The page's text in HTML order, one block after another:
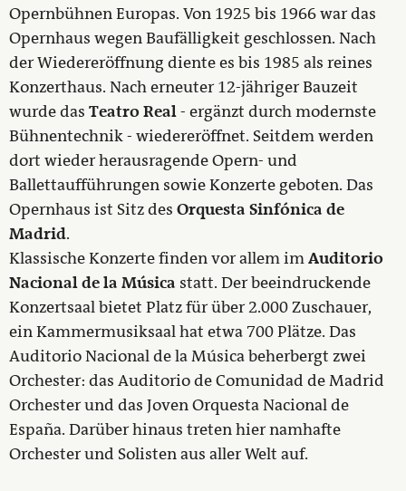
Opernbühnen Europas. Von 1925 bis 1966 war das
Opernhaus wegen Baufälligkeit geschlossen. Nach
der Wiedereröffnung diente es bis 1985 als reines
Konzerthaus. Nach erneuter 12-jähriger Bauzeit
wurde das Teatro Real- ergänzt durch modernste
Bühnentechnik - wiedereröffnet. Seitdem werden
dort wieder herausragende Opern- und
Ballettaufführungen sowie Konzerte geboten. Das
Opernhaus ist Sitz des Orquesta Sinfónica de
Madrid.
Klassische Konzerte finden vor allem imAuditorio
Nacional de la Música statt. Der beeindruckende
Konzertsaal bietet Platz für über 2.000 Zuschauer,
ein Kammermusiksaal hat etwa 700 Plätze. Das
Auditorio Nacional de la Música beherbergt zwei
Orchester: das Auditorio de Comunidad de Madrid
Orchester und das Joven Orquesta Nacional de
España. Darüber hinaus treten hier namhafte
Orchester und Solisten aus aller Welt auf.